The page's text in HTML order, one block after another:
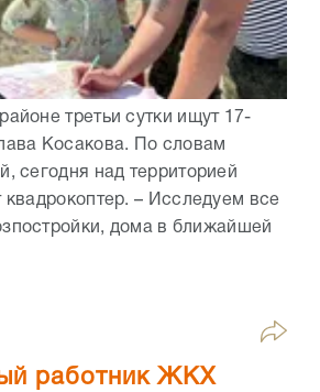
третьи сутки ищут 17-
Косакова. По словам
сегодня над территорией
квадрокоптер. – Исследуем все
дома в ближайшей
работник ЖКХ